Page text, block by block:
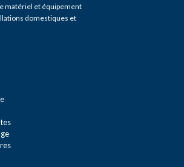
matériel et équipement
domestiques et